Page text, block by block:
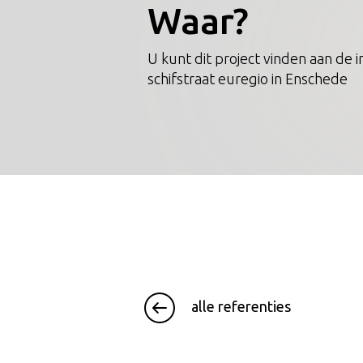
Waar?
U kunt dit project vinden aan de ir
schifstraat euregio in Enschede
alle referenties